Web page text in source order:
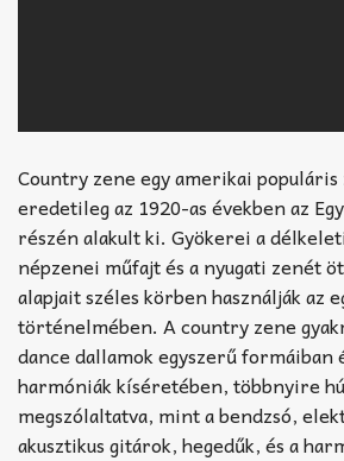
Country zene egy amerikai
eredetileg az 1920-as években az
részén alakult ki. Gyökerei a
népzenei műfajt és a nyugati zenét
alapjait széles körben használják az
történelmében. A country zene
dance dallamok egyszerű formáiban
harmóniák kíséretében, többnyire
megszólaltatva, mint a bendzsó,
akusztikus gitárok, hegedűk, és a